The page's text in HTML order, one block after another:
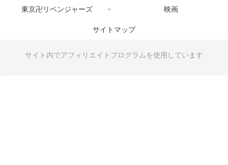
東京卍リベンジャーズ 映画
サイトマップ
サイト内でアフィリエイトプログラムを使用しています